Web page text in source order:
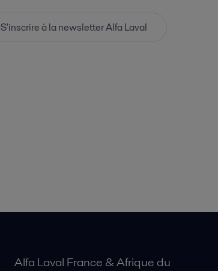
S'inscrire à la newsletter Alfa Laval
Alfa Laval France & Afrique du